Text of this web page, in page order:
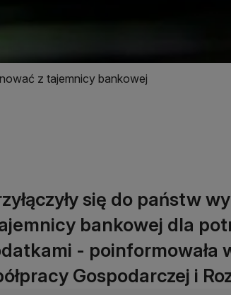
z tajemnicy bankowej
się do państw
bankowej dla
- poinformowała
Gospodarczej i